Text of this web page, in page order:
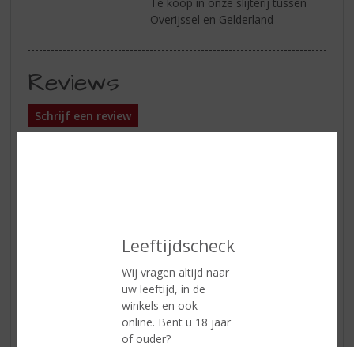
Leeftijdscheck
Wij vragen altijd naar
uw leeftijd, in de
winkels en ook
online. Bent u 18 jaar
of ouder?
Overijssel en Gelderland
Reviews
Schrijf een review
Goede whisky is duur, dat is denk ik wel het grootste
misverstand dat er bestaat en William Grant & Sons wil
dat nog maar eens bewijzen met twee 10 jaar oude single
malts, de Aerstone Land Cask en de Aerstone Sea Cask.
Als tweede proef ik de Land Cask omdat deze op de neus
duidelijk een geturfde whisky is wat het proeven van de